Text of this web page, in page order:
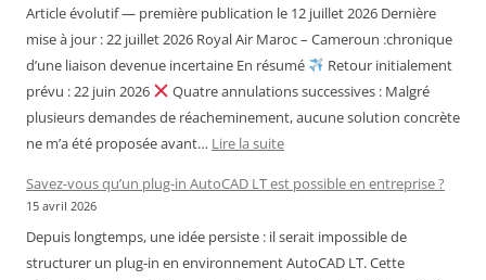
Article évolutif — première publication le 12 juillet 2026 Dernière
mise à jour : 22 juillet 2026 Royal Air Maroc – Cameroun :chronique
d’une liaison devenue incertaine En résumé
Retour initialement
prévu : 22 juin 2026
Quatre annulations successives : Malgré
plusieurs demandes de réacheminement, aucune solution concrète
ne m’a été proposée avant… Lire la suite:
Air
–
Cameroun
Savez-vous qu’un plug-in AutoCAD LT est possible en entreprise ?
15 avril 2026
Depuis longtemps, une idée persiste : il serait impossible de
structurer un plug-in en environnement AutoCAD LT. Cette